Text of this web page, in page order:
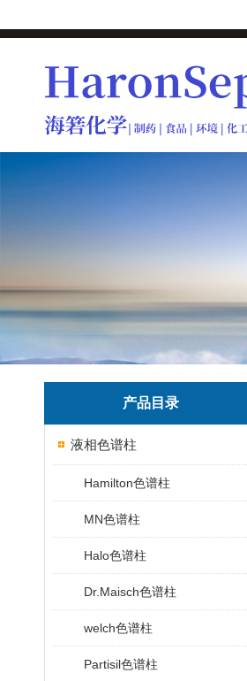
产品目录
液相色谱柱
Hamilton色谱柱
MN色谱柱
Halo色谱柱
Dr.Maisch色谱柱
welch色谱柱
Partisil色谱柱